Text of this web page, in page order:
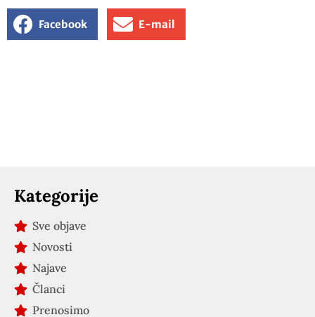
Facebook E-mail
Kategorije
Sve objave
Novosti
Najave
Članci
Prenosimo